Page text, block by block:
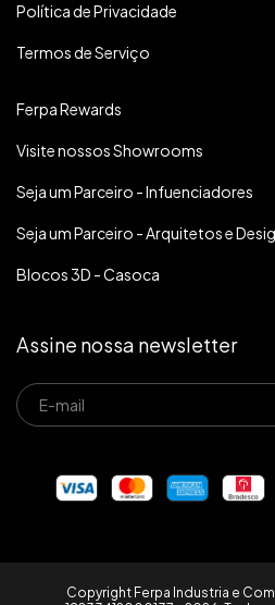
Política de Privacidade
Termos de Serviço
Ferpa Rewards
Visite nossos Showrooms
Seja um Parceiro - Infuenciadores
Seja um Parceiro - Arquitetos e
Blocos 3D - Casoca
Assine nossa newsletter
Copyright Ferpa Industria e